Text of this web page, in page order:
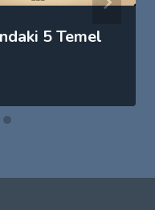
5 Temel